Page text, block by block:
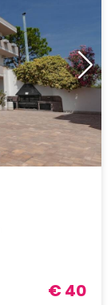
€ 40